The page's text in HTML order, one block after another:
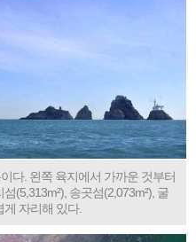
다. 왼쪽 육지에서 가까운 것부터
(5,313m²), 송곳섬(2,073m²), 굴
게 자리해 있다.